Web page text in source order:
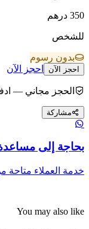
درهم
بدون رسوم
الآن احجز الآن
الحجز مجاني — ادفع
مشاركة
إلى مساعدة؟
متاحة من 10:00 إلى 20:00 بتوقيت المغرب.
You may also